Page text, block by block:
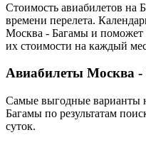
Стоимость авиабилетов на
времени перелета.
Москва - Багамы и поможет
их стоимости на каждый
Авиабилеты Москва
Самые выгодные варианты
Багамы по результатам
суток.